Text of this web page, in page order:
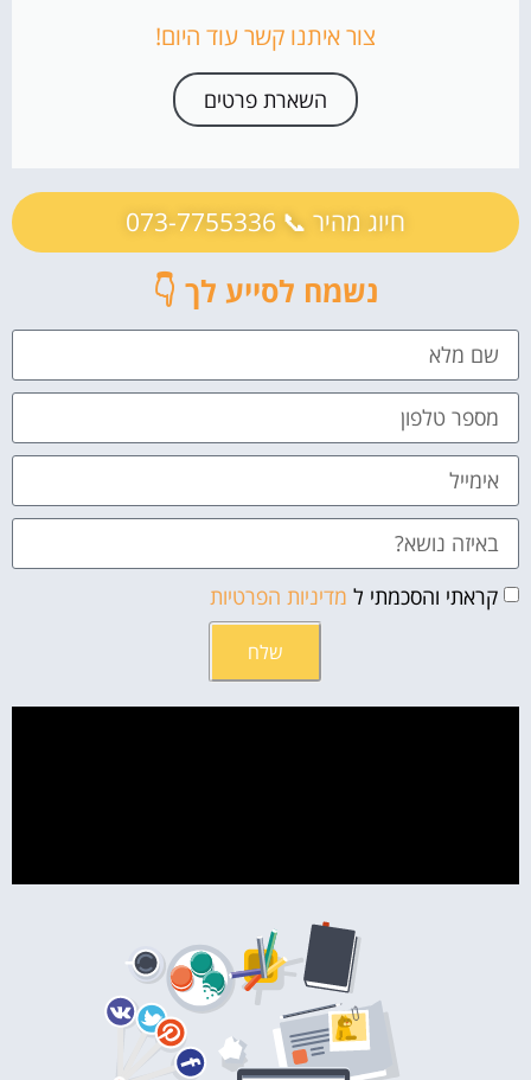
צור איתנו קשר עוד היום!
השארת פרטים
חיוג מהיר 📞 073-7755336
נשמח לסייע לך 👇
קראתי והסכמתי ל מדיניות הפרטיות
שלח